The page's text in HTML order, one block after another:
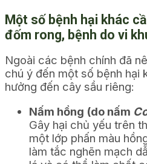
Một số bệnh hại khác
đốm rong, bệnh do vi
Ngoài các bệnh chính đã
chú ý đến một số bệnh hại
hưởng đến cây sầu riêng:
Nấm hồng (do nấm
Gây hại chủ yếu trên
một lớp phấn màu
làm tắc nghẽn mạch